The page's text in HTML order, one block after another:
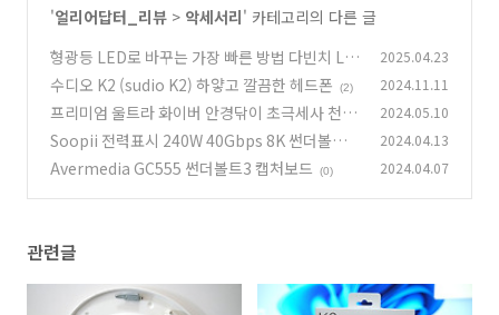
'얼리어답터_리뷰 > 악세서리' 카테고리의 다른 글
형광등 LED로 바꾸는 가장 빠른 방법 다빈치 LE
D (3)
2025.04.23
수디오 K2 (sudio K2) 하얗고 깔끔한 헤드폰 (2) 2024.11.11
프리미엄 울트라 화이버 안경닦이 초극세사 천
(2)
2024.05.10
Soopii 전력표시 240W 40Gbps 8K 썬더볼트
USB4 C to C 초고속 케이블 S42
(0)
2024.04.13
Avermedia GC555 썬더볼트3 캡처보드 (0) 2024.04.07
관련글